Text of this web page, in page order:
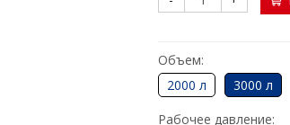
Объем:
2000 л
3000 л
Рабочее давление: